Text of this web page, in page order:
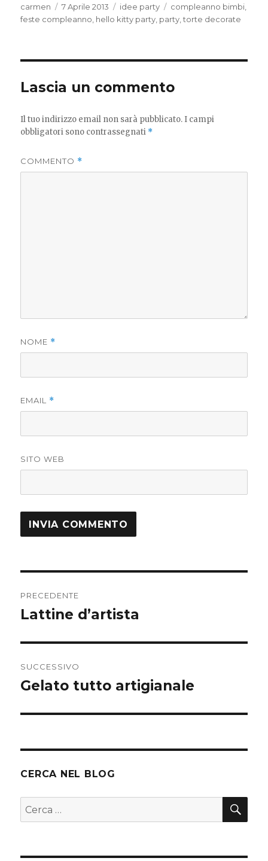
Autore
carmen
Pubblicato
il
7 Aprile 2013 Categorie
idee party Tag
compleanno bimbi,
feste compleanno, hello kitty party, party,torte decorate
Lascia un commento
Il tuo indirizzo email non sarà pubblicato. I campi
obbligatori sono contrassegnati *
COMMENTO *
NOME *
EMAIL *
SITO WEB
articoli
PRECEDENTE
Articolo
Lattine d’artista
SUCCESSIVO
Articolo
Gelato tutto artigianale
CERCA NEL BLOG
Cerca: